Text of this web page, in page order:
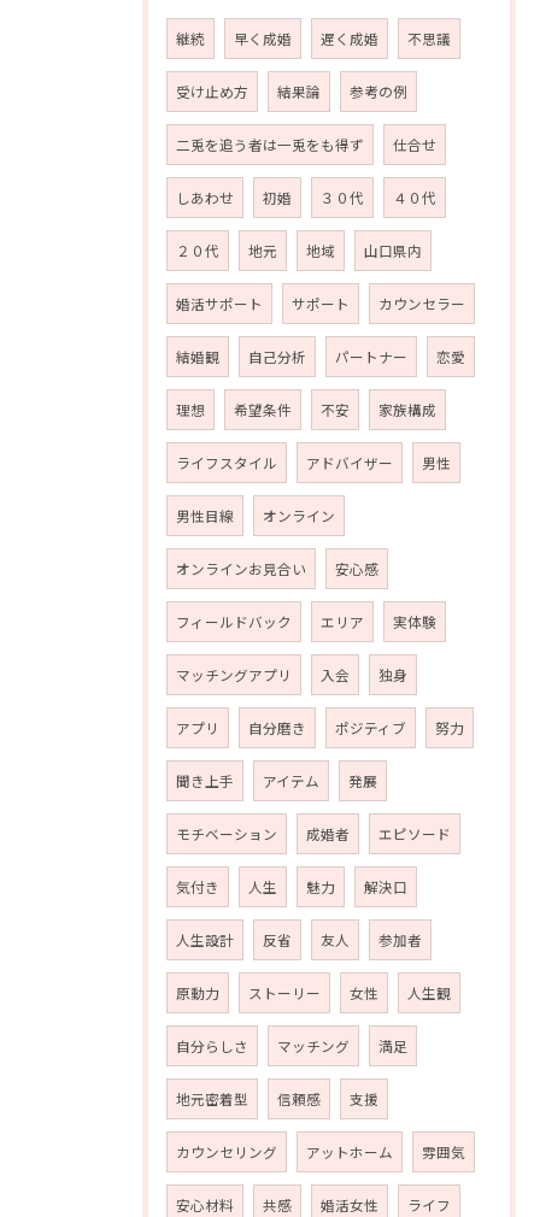
継続 早く成婚 遅く成婚 不思議
受け止め方 結果論 参考の例
二兎を追う者は一兎をも得ず 仕合せ
しあわせ 初婚 ３０代 ４０代
２０代 地元 地域 山口県内
婚活サポート サポート カウンセラー
結婚観 自己分析 パートナー 恋愛
理想 希望条件 不安 家族構成
ライフスタイル アドバイザー 男性
男性目線 オンライン
オンラインお見合い 安心感
フィールドバック エリア 実体験
マッチングアプリ 入会 独身
アプリ 自分磨き ポジティブ 努力
聞き上手 アイテム 発展
モチベーション 成婚者 エピソード
気付き 人生 魅力 解決口
人生設計 反省 友人 参加者
原動力 ストーリー 女性 人生観
自分らしさ マッチング 満足
地元密着型 信頼感 支援
カウンセリング アットホーム 雰囲気
安心材料 共感 婚活女性 ライフ